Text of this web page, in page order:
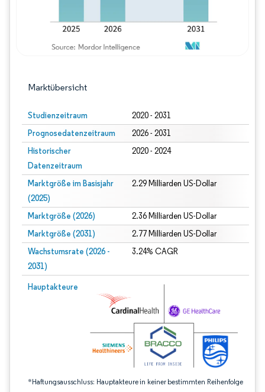
Marktübersicht
Studienzeitraum 2020 - 2031
Prognosedatenzeitraum 2026 - 2031
Historischer
Datenzeitraum
2020 - 2024
Marktgröße im Basisjahr
(2025)
2.29 Milliarden US-Dollar
Marktgröße (2026) 2.36 Milliarden US-Dollar
Marktgröße (2031) 2.77 Milliarden US-Dollar
Wachstumsrate (2026 -
2031)
3.24% CAGR
Hauptakteure
*Haftungsausschluss: Hauptakteure in keiner bestimmten Reihenfolge
Bild © Mordor Intelligence. Wiederverwendung erfordert Namensnennung